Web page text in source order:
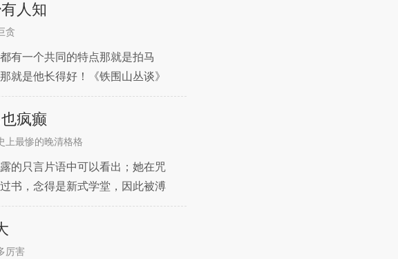
人知
贪
有一个共同的特点那就是拍马
就是他长得好！《铁围山丛谈》
是说王黼皮肤白皙
疯癫
上最惨的晚清格格
的只言片语中可以看出；她在咒
书，念得是新式学堂，因此被溥
跟着外文老师学过
厉害